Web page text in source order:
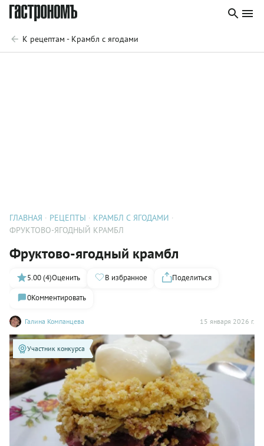
К рецептам - Крамбл с ягодами
ГЛАВНАЯ РЕЦЕПТЫ
КРАМБЛ С ЯГОДАМИ
ФРУКТОВО-ЯГОДНЫЙ КРАМБЛ
Фруктово-ягодный крамбл
Галина Компанцева 15 января 2026 г.
5.00 (4)Оценить В избранное
Поделиться
0Комментировать
Участник конкурса